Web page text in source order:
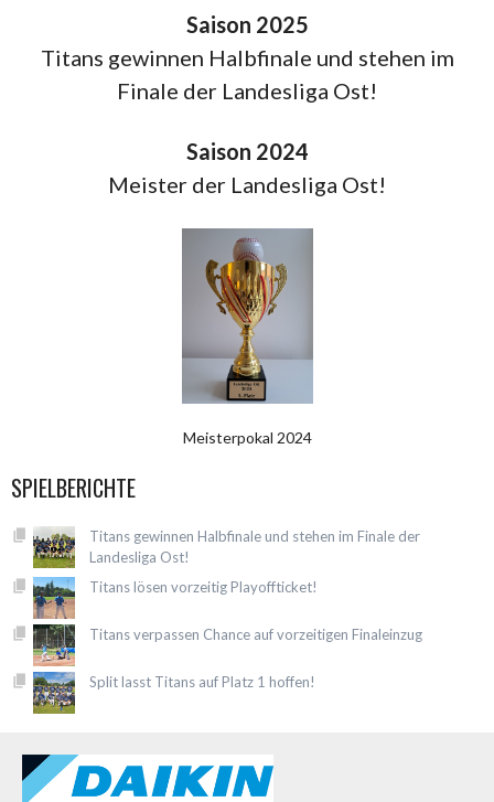
Saison 2025
Titans gewinnen Halbfinale und stehen im
Finale der Landesliga Ost!
Saison 2024
Meister der Landesliga Ost!
Meisterpokal 2024
SPIELBERICHTE
Titans gewinnen Halbfinale und stehen im Finale der
Landesliga Ost!
Titans lösen vorzeitig Playoffticket!
Titans verpassen Chance auf vorzeitigen Finaleinzug
Split lasst Titans auf Platz 1 hoffen!